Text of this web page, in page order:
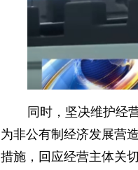
同时，坚决维护经
为非公有制经济发展营
措施，回应经营主体关